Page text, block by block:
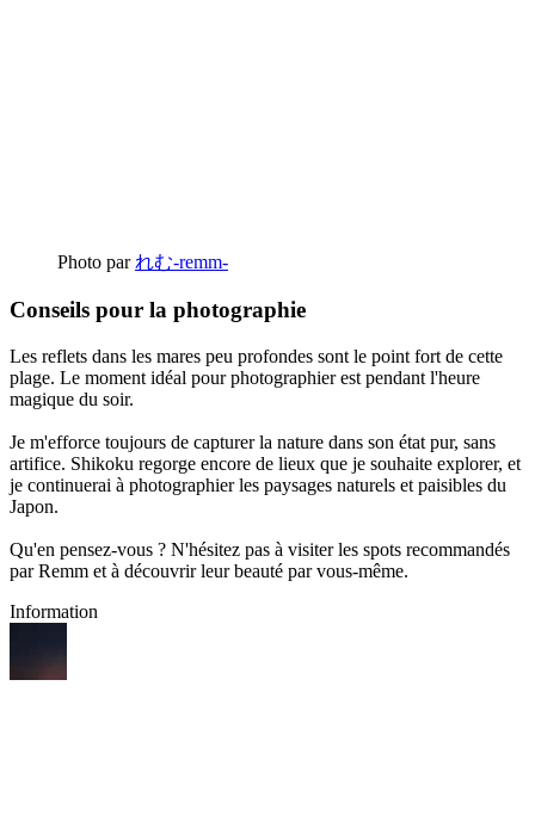
Photo parれむ-remm-
Conseils pour la photographie
Les reflets dans les mares peu profondes sont le point fort de cette
plage. Le moment idéal pour photographier est pendant l'heure
magique du soir.
Je m'efforce toujours de capturer la nature dans son état pur, sans
artifice. Shikoku regorge encore de lieux que je souhaite explorer, et
je continuerai à photographier les paysages naturels et paisibles du
Japon.
Qu'en pensez-vous ? N'hésitez pas à visiter les spots recommandés
par Remm et à découvrir leur beauté par vous-même.
Information